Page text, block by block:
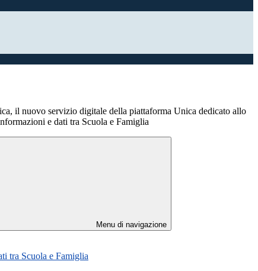
il nuovo servizio digitale della piattaforma Unica dedicato allo
e dati tra Scuola e Famiglia
Menu di navigazione
tra Scuola e Famiglia